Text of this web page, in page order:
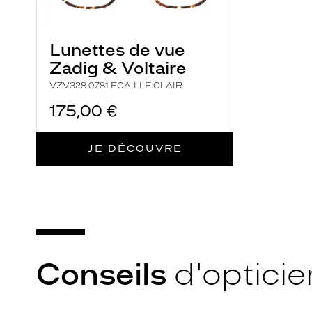
Lunettes de vue
Zadig & Voltaire
VZV328 0781 ECAILLE CLAIR
175,00 €
JE DÉCOUVRE
Conseils